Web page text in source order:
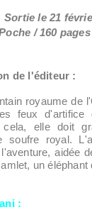
Sortie le 21
/ 160
de l'éditeur :
royaume de
feux d'artifice
cela, elle doit
soufre royal.
aidée
un éléphant
: